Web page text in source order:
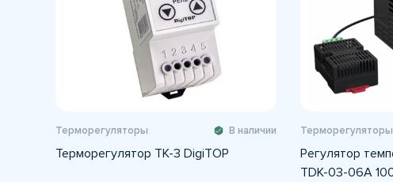
Терморегуляторы В наличии
Терморегулятор ТК-3 DigiTOP
Терморегуляторы
Регулятор
TDK-03-06A